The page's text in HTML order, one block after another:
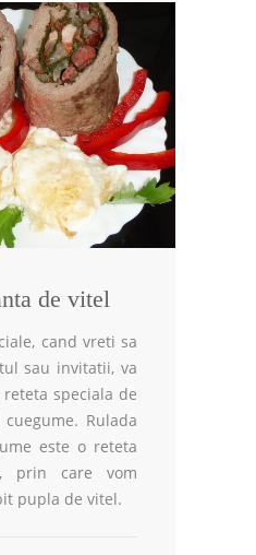
de vitel
cand vreti sa
sau invitatii, va
speciala de
Rulada
este o reteta
prin care vom
pupla de vitel.